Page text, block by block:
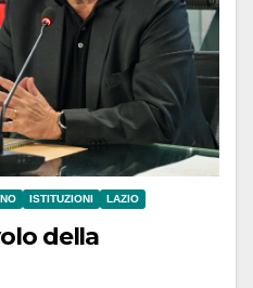
ISTITUZIONI LAZIO
della